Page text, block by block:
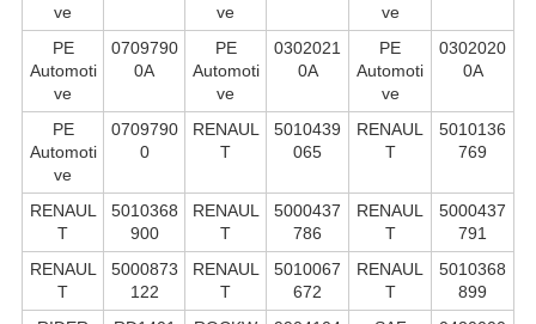
ve
ve
ve
PE
Automoti
ve
0709790
0A
PE
Automoti
ve
0302021
0A
PE
Automoti
ve
0302020
0A
PE
Automoti
ve
0709790
0
RENAUL
T
5010439
065
RENAUL
T
5010136
769
RENAUL
T
5010368
900
RENAUL
T
5000437
786
RENAUL
T
5000437
791
RENAUL
T
5000873
122
RENAUL
T
5010067
672
RENAUL
T
5010368
899